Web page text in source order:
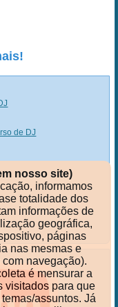
de DJ
nosso site)
informamos
totalidade dos
informações de
geográfica,
páginas
nas mesmas e
navegação).
é mensurar a
visitados para que
assuntos. Já